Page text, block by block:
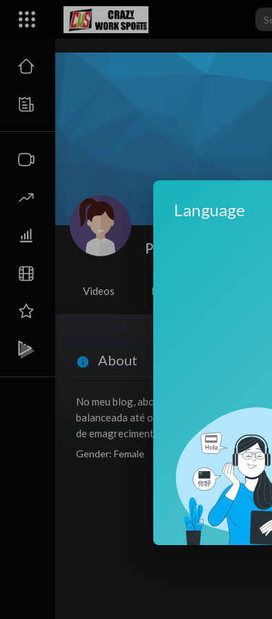
Pedro Davi Spinks
Videos PlayLists
About
No meu blog, abordo diversos aspectos
balanceada até o uso de suplementos
de emagrecimento bem-sucedida.
Gender: Female
Language